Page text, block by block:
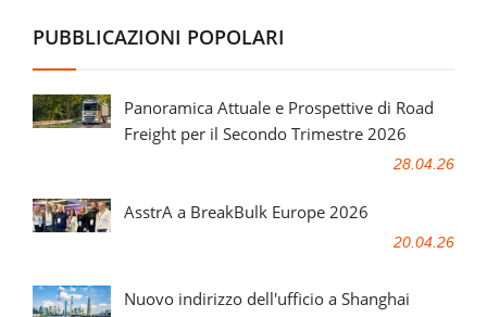
PUBBLICAZIONI POPOLARI
Panoramica Attuale e Prospettive di Road
Freight per il Secondo Trimestre 2026
28.04.26
AsstrA a BreakBulk Europe 2026
20.04.26
Nuovo indirizzo dell'ufficio a Shanghai